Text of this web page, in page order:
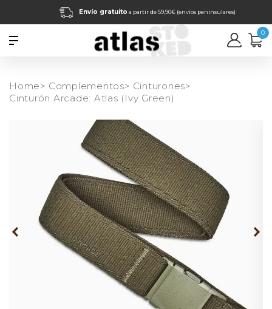
Envío gratuito a partir de 59,90€ (envíos peninsulares)
0
Home> Complementos> Cinturones>
Cinturón Arcade: Atlas (Ivy Green)